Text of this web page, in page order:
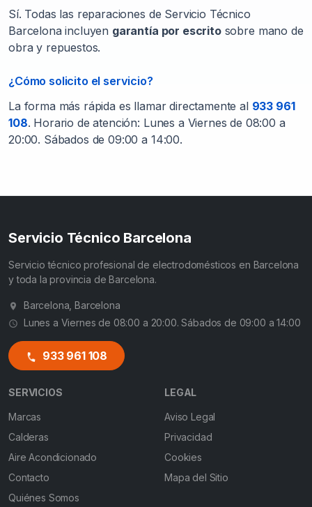
Sí. Todas las reparaciones de Servicio Técnico
Barcelona incluyen garantía por escritosobre mano de
obra y repuestos.
¿Cómo solicito el servicio?
La forma más rápida es llamar directamente al 933 961
108. Horario de atención: Lunes a Viernes de 08:00 a
20:00. Sábados de 09:00 a 14:00.
Servicio Técnico Barcelona
Servicio técnico profesional de electrodomésticos en Barcelona
y toda la provincia de Barcelona.
Barcelona, Barcelona
Lunes a Viernes de 08:00 a 20:00. Sábados de 09:00 a 14:00
933 961 108
SERVICIOS
Marcas
Calderas
Aire Acondicionado
Contacto
Quiénes Somos
LEGAL
Aviso Legal
Privacidad
Cookies
Mapa del Sitio